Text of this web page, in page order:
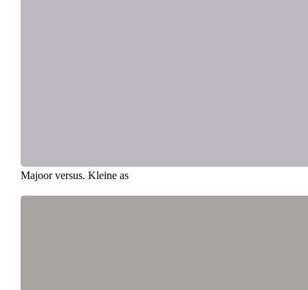
Majoor versus. Kleine as